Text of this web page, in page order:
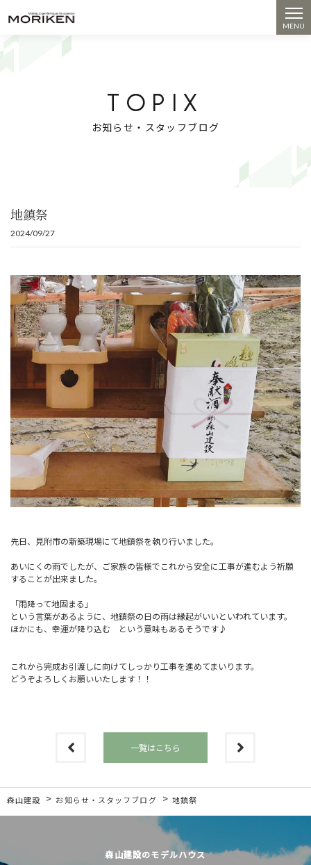
コンセプト
提案住宅Calmdays
tel. 0258-52-3517
TOPIX
お知らせ・スタッフブログ
地鎮祭
2024/09/27
先日、見附市の新築現場にて地鎮祭を執り行いました。
あいにくの雨でしたが、ご家族の皆様でこれから安全に工事が進むよう祈願
することが出来ました。
「雨降って地固まる」
という言葉があるように、地鎮祭の日の雨は縁起がいいといわれています。
ほかにも、幸運が降り込む という意味もあるそうです♪
これから完成お引渡しに向けてしっかり工事を進めてまいります。
どうぞよろしくお願いいたします！！
一覧はこちら
森山建設 > お知らせ・スタッフブログ > 地鎮祭
森山建設のモデルハウス